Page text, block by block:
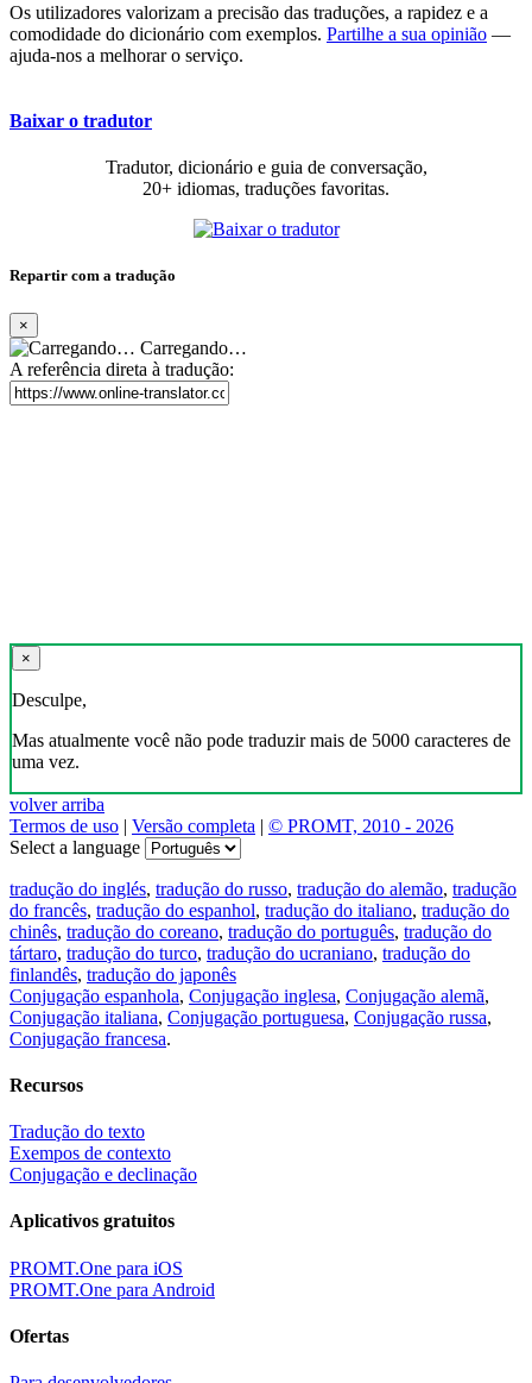
Os utilizadores valorizam a precisão das traduções, a rapidez e a
comodidade do dicionário com exemplos. Partilhe a sua opinião —
ajuda-nos a melhorar o serviço.
Baixar o tradutor
Tradutor, dicionário e guia de conversação,
20+ idiomas, traduções favoritas.
Repartir com a tradução
×
Carregando…
A referência direta à tradução:
×
Desculpe,
Mas atualmente você não pode traduzir mais de 5000 caracteres de
uma vez.
volver arriba
Termos de uso | Versão completa | © PROMT, 2010 - 2026
Select a language
tradução do inglés, tradução do russo, tradução do alemão, tradução
do francês, tradução do espanhol, tradução do italiano, tradução do
chinês, tradução do coreano, tradução do português, tradução do
tártaro, tradução do turco, tradução do ucraniano, tradução do
finlandês, tradução do japonês
Conjugação espanhola, Conjugação inglesa, Conjugação alemã,
Conjugação italiana, Conjugação portuguesa, Conjugação russa,
Conjugação francesa.
Recursos
Tradução do texto
Exempos de contexto
Conjugação e declinação
Aplicativos gratuitos
PROMT.One para iOS
PROMT.One para Android
Ofertas